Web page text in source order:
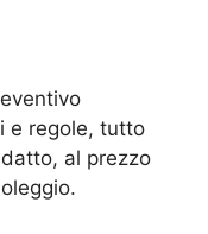
e regole, tutto
al prezzo